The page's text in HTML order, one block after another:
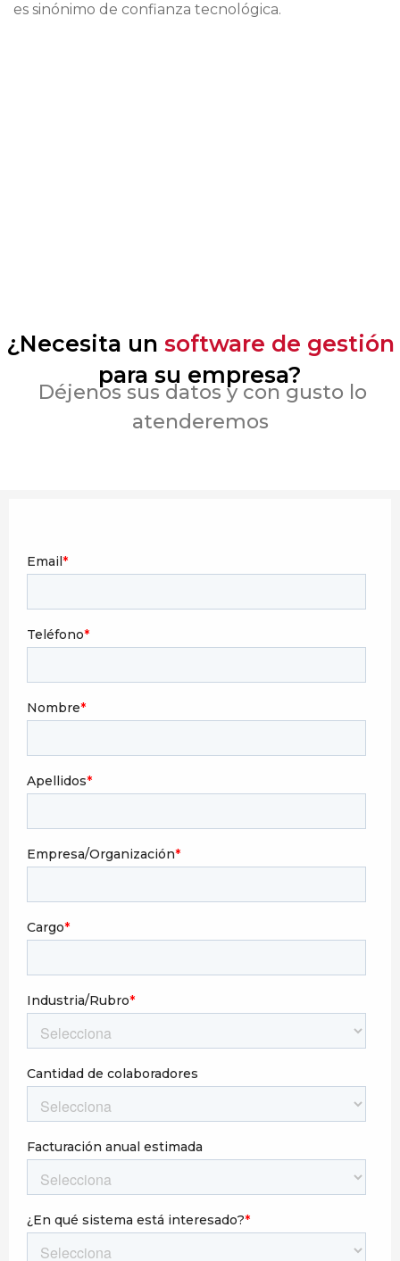
es sinónimo de confianza tecnológica.
¿Necesita un software de gestión
para su empresa?
Déjenos sus datos y con gusto lo
atenderemos